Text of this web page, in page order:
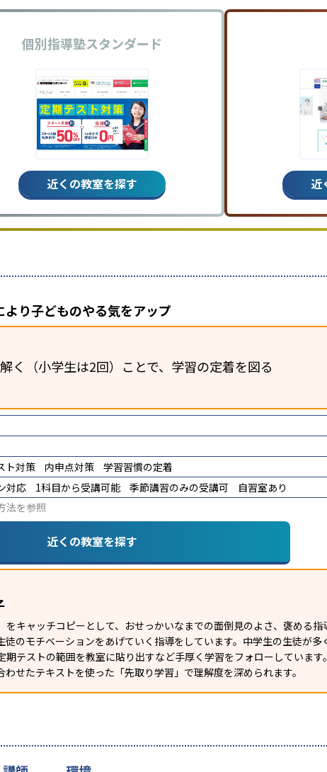
個別指導塾スタンダード
近くの教室を探す 近
り子どものやる気をアップ
く（小学生は2回）ことで、学習の定着を図る
ト対策 内申点対策
学習習慣の定着
対応 1科目から受講可能 季節講習のみの受講可
自習室あり
法を参照
近くの教室を探す
キャッチコピーとして、おせっかいなまでの面倒見のよさ、褒める
のモチベーションをあげていく指導をしています。中学生の生徒が多
テストの範囲を教室に貼り出すなど手厚く学習をフォローしています
せたテキストを使った「先取り学習」で理解度を深められます。